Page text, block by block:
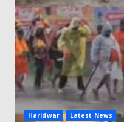
Haridwar Latest News